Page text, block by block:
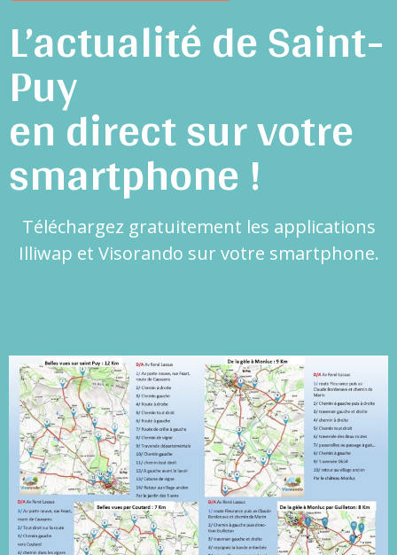
L’actualité de Saint-
Puy
en direct sur votre
smartphone !
Téléchargez gratuitement les applications
Illiwap et Visorando sur votre smartphone.